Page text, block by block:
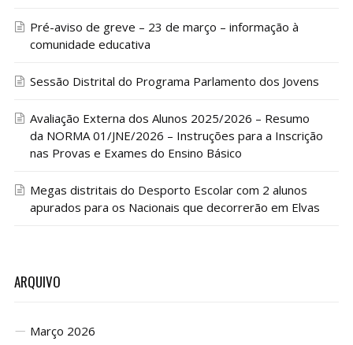
Pré-aviso de greve – 23 de março – informação à
comunidade educativa
Sessão Distrital do Programa Parlamento dos Jovens
Avaliação Externa dos Alunos 2025/2026 – Resumo
da NORMA 01/JNE/2026 – Instruções para a Inscrição
nas Provas e Exames do Ensino Básico
Megas distritais do Desporto Escolar com 2 alunos
apurados para os Nacionais que decorrerão em Elvas
ARQUIVO
Março 2026